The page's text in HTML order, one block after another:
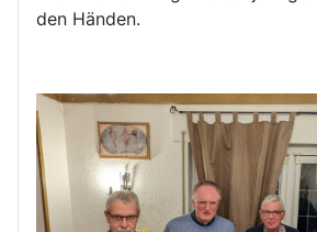
den Händen.